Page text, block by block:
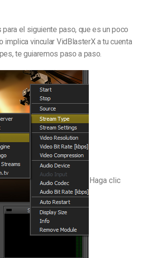
el siguiente paso, que es un poco
implica vincular VidBlasterX a tu cuenta
te guiaremos paso a paso.
Haga clic